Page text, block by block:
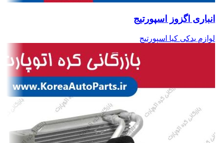
انباری اگزوز اسپورتیج
لوازم یدکی کیا اسپورتیج